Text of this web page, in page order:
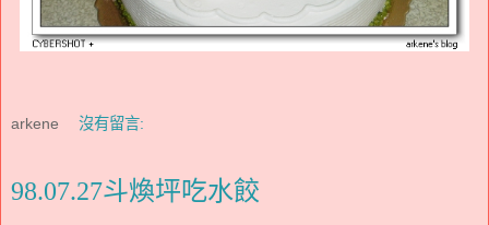
arkene 沒有留言:
98.07.27斗煥坪吃水餃